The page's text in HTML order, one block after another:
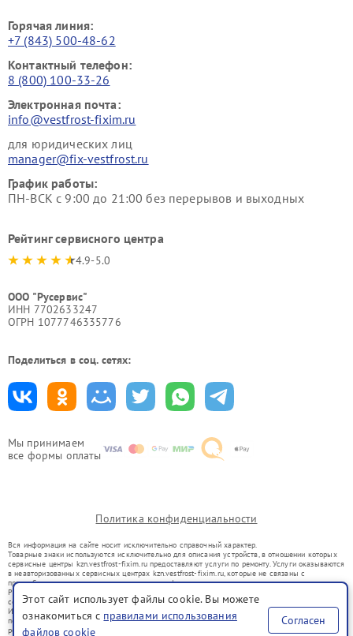
Мы принимаем
все формы оплаты
Горячая линия:
+7 (843) 500-48-62
Контактный телефон:
8 (800) 100-33-26
Электронная почта:
info@vestfrost-fixim.ru
для юридических лиц
manager@fix-vestfrost.ru
График работы:
ПН-ВСК с 9:00 до 21:00 без перерывов и выходных
Рейтинг сервисного центра
4.9-5.0
ООО "Русервис"
ИНН 7702633247
ОГРН 1077746335776
Поделиться в соц. сетях:
Политика конфиденциальности
Вся информация на сайте носит исключительно справочный характер.
Товарные знаки используются исключительно для описания устройств, в отношении которых
сервисные центры kzn.vestfrost-fixim.ru предоставляют услуги по ремонту. Услуги оказываются
в неавторизованных сервисных центрах kzn.vestfrost-fixim.ru, которые не связаны с
правообладателями товарных знаков или их официальными представителями.
Ремонт осуществляется для устройств, уже введенных в гражданский оборот в соответствии
со статьей 1487 ГК РФ.
Использование товарных знаков не преследует цели индивидуализации услуг или введения
потребителей в заблуждение, а служит для информирования о предоставляемых услугах по
ремонту техники указанных брендов.
Этот сайт использует файлы cookie. Вы можете
ознакомиться с правилами использования
файлов cookie
Согласен